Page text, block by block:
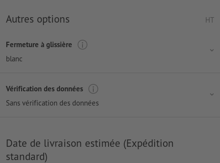
Autres options HT
Fermeture à glissière
blanc
Vérification des données
Sans vérification des données
Date de livraison estimée (Expédition
standard)